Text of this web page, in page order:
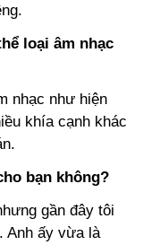
loại âm nhạc
nhạc như hiện
khía cạnh khác
bạn không?
gần đây tôi
Anh ấy vừa là